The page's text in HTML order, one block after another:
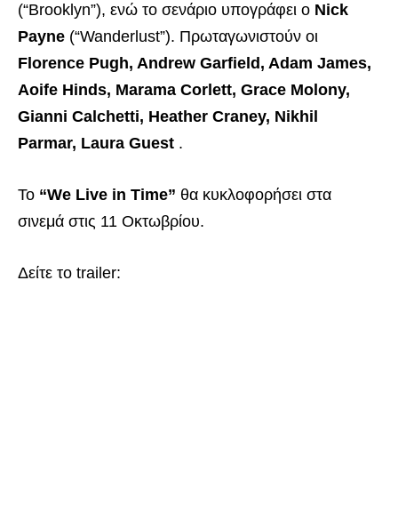
(“Brooklyn”), ενώ το σενάριο υπογράφει ο Nick
Payne (“Wanderlust”). Πρωταγωνιστούν οι
Florence Pugh, Andrew Garfield, Adam James,
Aoife Hinds, Marama Corlett, Grace Molony,
Gianni Calchetti, Heather Craney, Nikhil
Parmar, Laura Guest .
Το “We Live in Time” θα κυκλοφορήσει στα
σινεμά στις 11 Οκτωβρίου.
Δείτε το trailer: